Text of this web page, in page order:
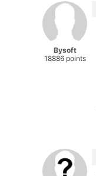
Bysoft
18886 points